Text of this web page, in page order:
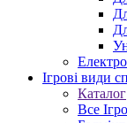
Ігрові види
Каталог
Все